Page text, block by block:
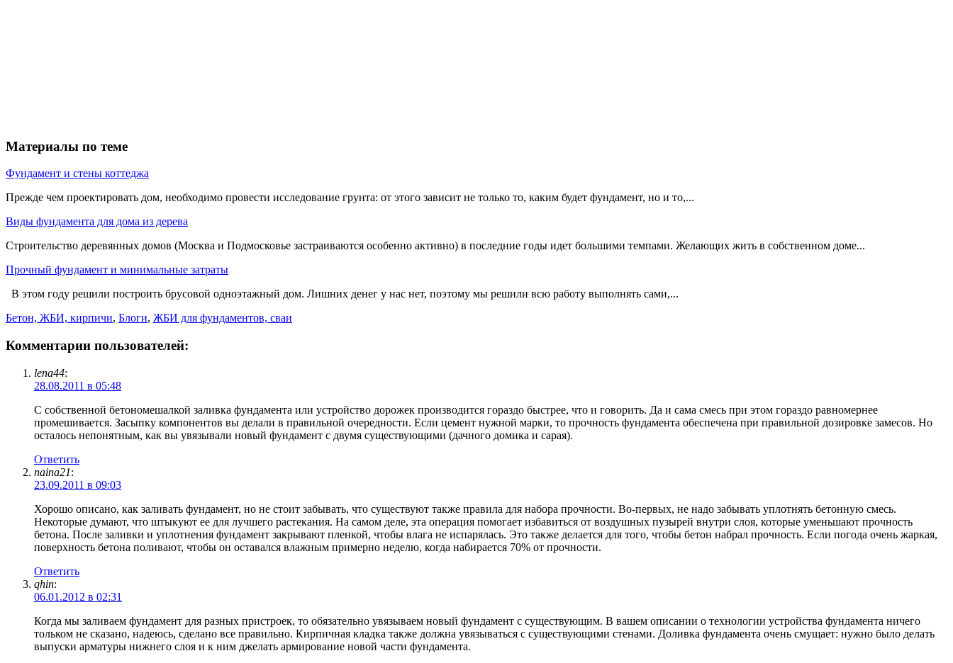
Материалы по теме
Фундамент и стены коттеджа
Прежде чем проектировать дом, необходимо провести исследование грунта: от этого зависит не только то, каким будет фундамент, но и то,...
Виды фундамента для дома из дерева
Строительство деревянных домов (Москва и Подмосковье застраиваются особенно активно) в последние годы идет большими темпами. Желающих жить в собственном доме...
Прочный фундамент и минимальные затраты
В этом году решили построить брусовой одноэтажный дом. Лишних денег у нас нет, поэтому мы решили всю работу выполнять сами,...
Бетон, ЖБИ, кирпичи, Блоги, ЖБИ для фундаментов, сваи
Комментарии пользователей:
lena44:
28.08.2011 в 05:48
С собственной бетономешалкой заливка фундамента или устройство дорожек производится гораздо быстрее, что и говорить. Да и сама смесь при этом гораздо равномернее
промешивается. Засыпку компонентов вы делали в правильной очередности. Если цемент нужной марки, то прочность фундамента обеспечена при правильной дозировке замесов. Но
осталось непонятным, как вы увязывали новый фундамент с двумя существующими (дачного домика и сарая).
Ответить
naina21:
23.09.2011 в 09:03
Хорошо описано, как заливать фундамент, но не стоит забывать, что существуют также правила для набора прочности. Во-первых, не надо забывать уплотнять бетонную смесь.
Некоторые думают, что штыкуют ее для лучшего растекания. На самом деле, эта операция помогает избавиться от воздушных пузырей внутри слоя, которые уменьшают прочность
бетона. После заливки и уплотнения фундамент закрывают пленкой, чтобы влага не испарялась. Это также делается для того, чтобы бетон набрал прочность. Если погода очень жаркая,
поверхность бетона поливают, чтобы он оставался влажным примерно неделю, когда набирается 70% от прочности.
Ответить
qhin:
06.01.2012 в 02:31
Когда мы заливаем фундамент для разных пристроек, то обязательно увязываем новый фундамент с существующим. В вашем описании о технологии устройства фундамента ничего
тольком не сказано, надеюсь, сделано все правильно. Кирпичная кладка также должна увязываться с существующими стенами. Доливка фундамента очень смущает: нужно было делать
выпуски арматуры нижнего слоя и к ним джелать армирование новой части фундамента.